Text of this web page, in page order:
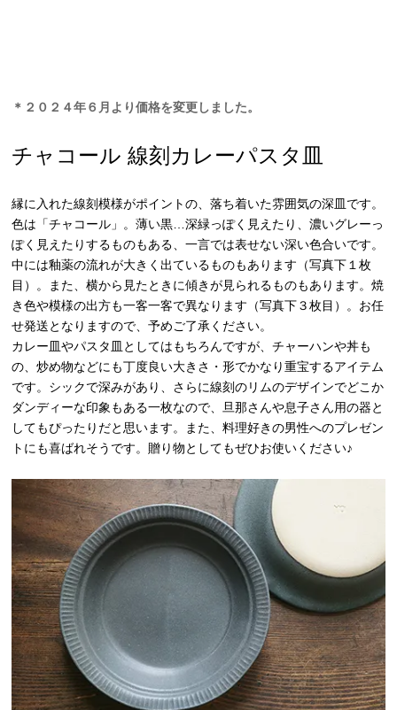
＊２０２４年６月より価格を変更しました。
チャコール 線刻カレーパスタ皿
縁に入れた線刻模様がポイントの、落ち着いた雰囲気の深皿です。
色は「チャコール」。薄い黒…深緑っぽく見えたり、濃いグレーっ
ぽく見えたりするものもある、一言では表せない深い色合いです。
中には釉薬の流れが大きく出ているものもあります（写真下１枚
目）。また、横から見たときに傾きが見られるものもあります。焼
き色や模様の出方も一客一客で異なります（写真下３枚目）。お任
せ発送となりますので、予めご了承ください。
カレー皿やパスタ皿としてはもちろんですが、チャーハンや丼も
の、炒め物などにも丁度良い大きさ・形でかなり重宝するアイテム
です。シックで深みがあり、さらに線刻のリムのデザインでどこか
ダンディーな印象もある一枚なので、旦那さんや息子さん用の器と
してもぴったりだと思います。また、料理好きの男性へのプレゼン
トにも喜ばれそうです。贈り物としてもぜひお使いください♪